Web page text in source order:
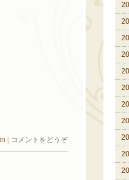
| コメントをどうぞ